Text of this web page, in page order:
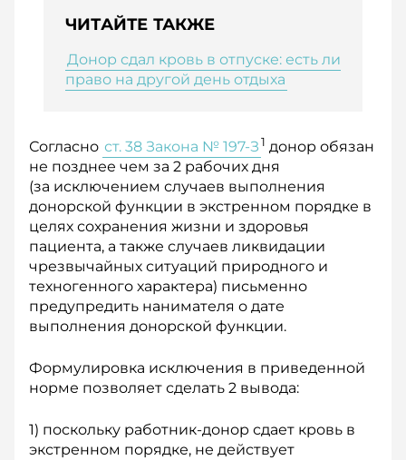
ЧИТАЙТЕ ТАКЖЕ
Донор сдал кровь в отпуске: есть ли
право на другой день отдыха
Согласно ст. 38 Закона № 197-З1 донор обязан
не позднее чем за 2 рабочих дня
(за исключением случаев выполнения
донорской функции в экстренном порядке в
целях сохранения жизни и здоровья
пациента, а также случаев ликвидации
чрезвычайных ситуаций природного и
техногенного характера) письменно
предупредить нанимателя о дате
выполнения донорской функции.
Формулировка исключения в приведенной
норме позволяет сделать 2 вывода:
1) поскольку работник-­донор сдает кровь в
экстренном порядке, не действует